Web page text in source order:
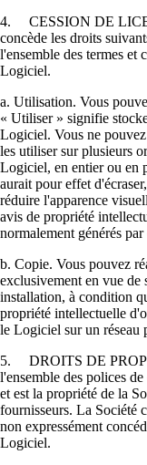
4. CESSION DE
concède les droits
l'ensemble des termes et
Logiciel.
a. Utilisation. Vous
« Utiliser » signifie
Logiciel. Vous ne
les utiliser sur plusieurs
Logiciel, en entier ou en
aurait pour effet
réduire l'apparence
avis de propriété
normalement générés
b. Copie. Vous pouvez
exclusivement en vue de
installation, à condition
propriété intellectuelle
le Logiciel sur un réseau
5. DROITS DE
l'ensemble des polices
et est la propriété de la
fournisseurs. La Société
non expressément
Logiciel.